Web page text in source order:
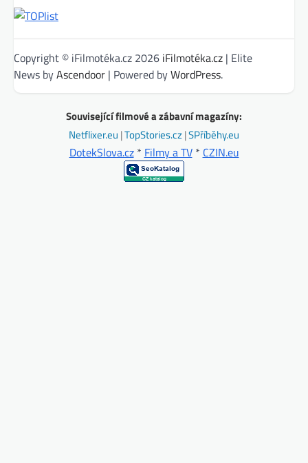
Copyright © iFilmotéka.cz 2026 iFilmotéka.cz | Elite
News byAscendoor | Powered byWordPress.
Související filmové a zábavní magazíny:
Netflixer.eu |TopStories.cz|SPříběhy.eu
DotekSlova.cz* Filmy a TV* CZIN.eu